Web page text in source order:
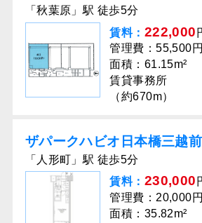
「秋葉原」駅 徒歩5分
賃料： 222,000
管理費：55,500
面積：61.15m²
賃貸事務所
（約670m）
ザパークハビオ日本橋三越前
「人形町」駅 徒歩5分
賃料： 230,000
管理費：20,000円
面積：35.82m²